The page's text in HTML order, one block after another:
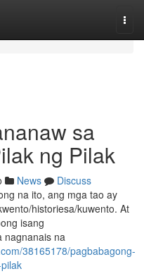
sa
ng Pilak
News
Discuss
na ito, ang mga tao ay
historiesa/kuwento. At
isang
nagnanais na
38165178/pagbabagong-